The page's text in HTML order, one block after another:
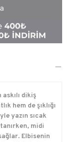
dikiş
hem de şıklığı
yazın sıcak
midi
Elbisenin